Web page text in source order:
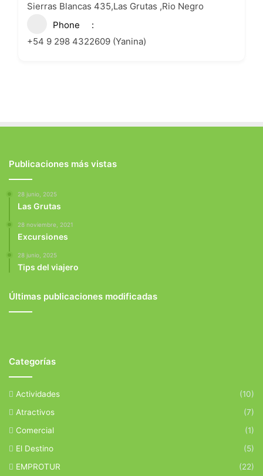
Sierras Blancas 435,Las Grutas ,Rio Negro
Phone
+54 9 298 4322609 (Yanina)
Publicaciones más vistas
28 junio, 2025
Las Grutas
28 noviembre, 2021
Excursiones
28 junio, 2025
Tips del viajero
Últimas publicaciones modificadas
Categorías
Actividades
(10)
Atractivos
(7)
Comercial
(1)
El Destino
(5)
EMPROTUR
(22)